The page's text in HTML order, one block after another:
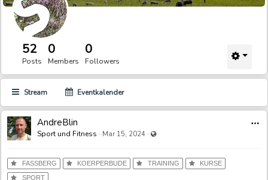
52
Posts
0
Members
0
Followers
Stream Eventkalender
AndreBlin
Sport und Fitness · Mar 15, 2024 ·
FASSBERG KOERPERBUDE TRAINING
KURSE
SPORT